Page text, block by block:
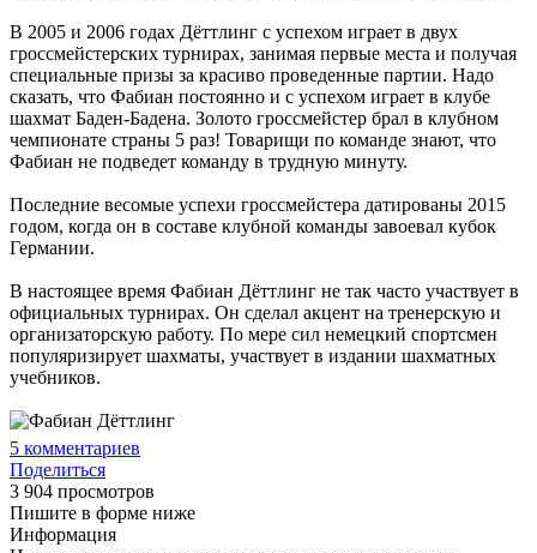
В 2005 и 2006 годах Дёттлинг с успехом играет в двух
гроссмейстерских турнирах, занимая первые места и получая
специальные призы за красиво проведенные партии. Надо
сказать, что Фабиан постоянно и с успехом играет в клубе
шахмат Баден-Бадена. Золото гроссмейстер брал в клубном
чемпионате страны 5 раз! Товарищи по команде знают, что
Фабиан не подведет команду в трудную минуту.
Последние весомые успехи гроссмейстера датированы 2015
годом, когда он в составе клубной команды завоевал кубок
Германии.
В настоящее время Фабиан Дёттлинг не так часто участвует в
официальных турнирах. Он сделал акцент на тренерскую и
организаторскую работу. По мере сил немецкий спортсмен
популяризирует шахматы, участвует в издании шахматных
учебников.
5 комментариев
Поделиться
3 904 просмотров
Пишите в форме ниже
Информация